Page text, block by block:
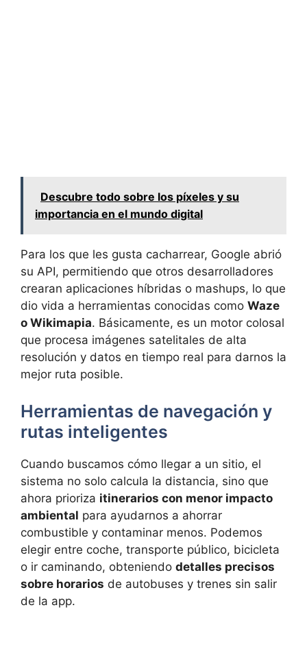
Descubre todo sobre los píxeles y su
importancia en el mundo digital
Para los que les gusta cacharrear, Google abrió
su API, permitiendo que otros desarrolladores
crearan aplicaciones híbridas o mashups, lo que
dio vida a herramientas conocidas como Waze
o Wikimapia. Básicamente, es un motor colosal
que procesa imágenes satelitales de alta
resolución y datos en tiempo real para darnos la
mejor ruta posible.
Herramientas de navegación y
rutas inteligentes
Cuando buscamos cómo llegar a un sitio, el
sistema no solo calcula la distancia, sino que
ahora prioriza itinerarios con menor impacto
ambiental para ayudarnos a ahorrar
combustible y contaminar menos. Podemos
elegir entre coche, transporte público, bicicleta
o ir caminando, obteniendo detalles precisos
sobre horarios de autobuses y trenes sin salir
de la app.